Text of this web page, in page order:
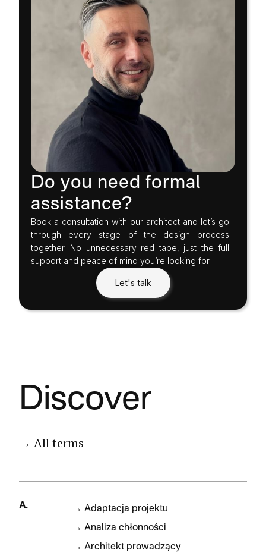
Do you need formal
assistance?
Book a consultation with our architect and let’s go
through every stage of the design process
together. No unnecessary red tape, just the full
support and peace of mind you’re looking for.
Let's talk
Discover
→ All terms
A. → Adaptacja projektu
→ Analiza chłonności
→ Architekt prowadzący